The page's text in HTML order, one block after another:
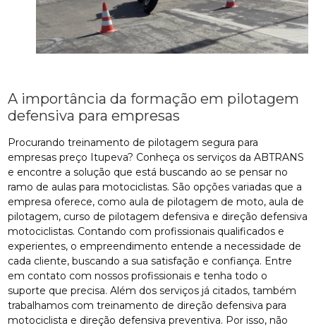
A importância da formação em pilotagem
defensiva para empresas
Procurando treinamento de pilotagem segura para
empresas preço Itupeva? Conheça os serviços da ABTRANS
e encontre a solução que está buscando ao se pensar no
ramo de aulas para motociclistas. São opções variadas que a
empresa oferece, como aula de pilotagem de moto, aula de
pilotagem, curso de pilotagem defensiva e direção defensiva
motociclistas. Contando com profissionais qualificados e
experientes, o empreendimento entende a necessidade de
cada cliente, buscando a sua satisfação e confiança. Entre
em contato com nossos profissionais e tenha todo o
suporte que precisa. Além dos serviços já citados, também
trabalhamos com treinamento de direção defensiva para
motociclista e direção defensiva preventiva. Por isso, não